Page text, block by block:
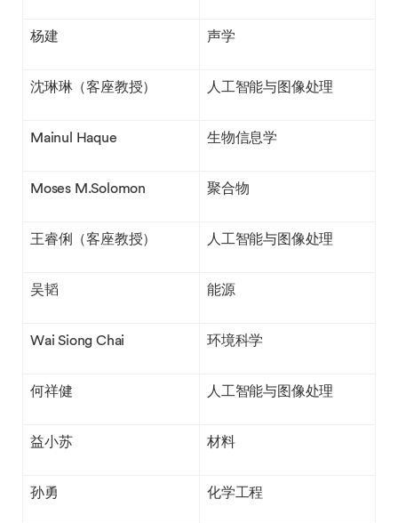
杨建 声学
沈琳琳（客座教授） 人工智能与图像处理
Mainul Haque 生物信息学
Moses M.Solomon 聚合物
王睿俐（客座教授） 人工智能与图像处理
吴韬 能源
Wai Siong Chai 环境科学
何祥健 人工智能与图像处理
益小苏 材料
孙勇 化学工程